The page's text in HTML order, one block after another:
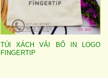
TÚI XÁCH VẢI BỐ IN LOGO
FINGERTIP